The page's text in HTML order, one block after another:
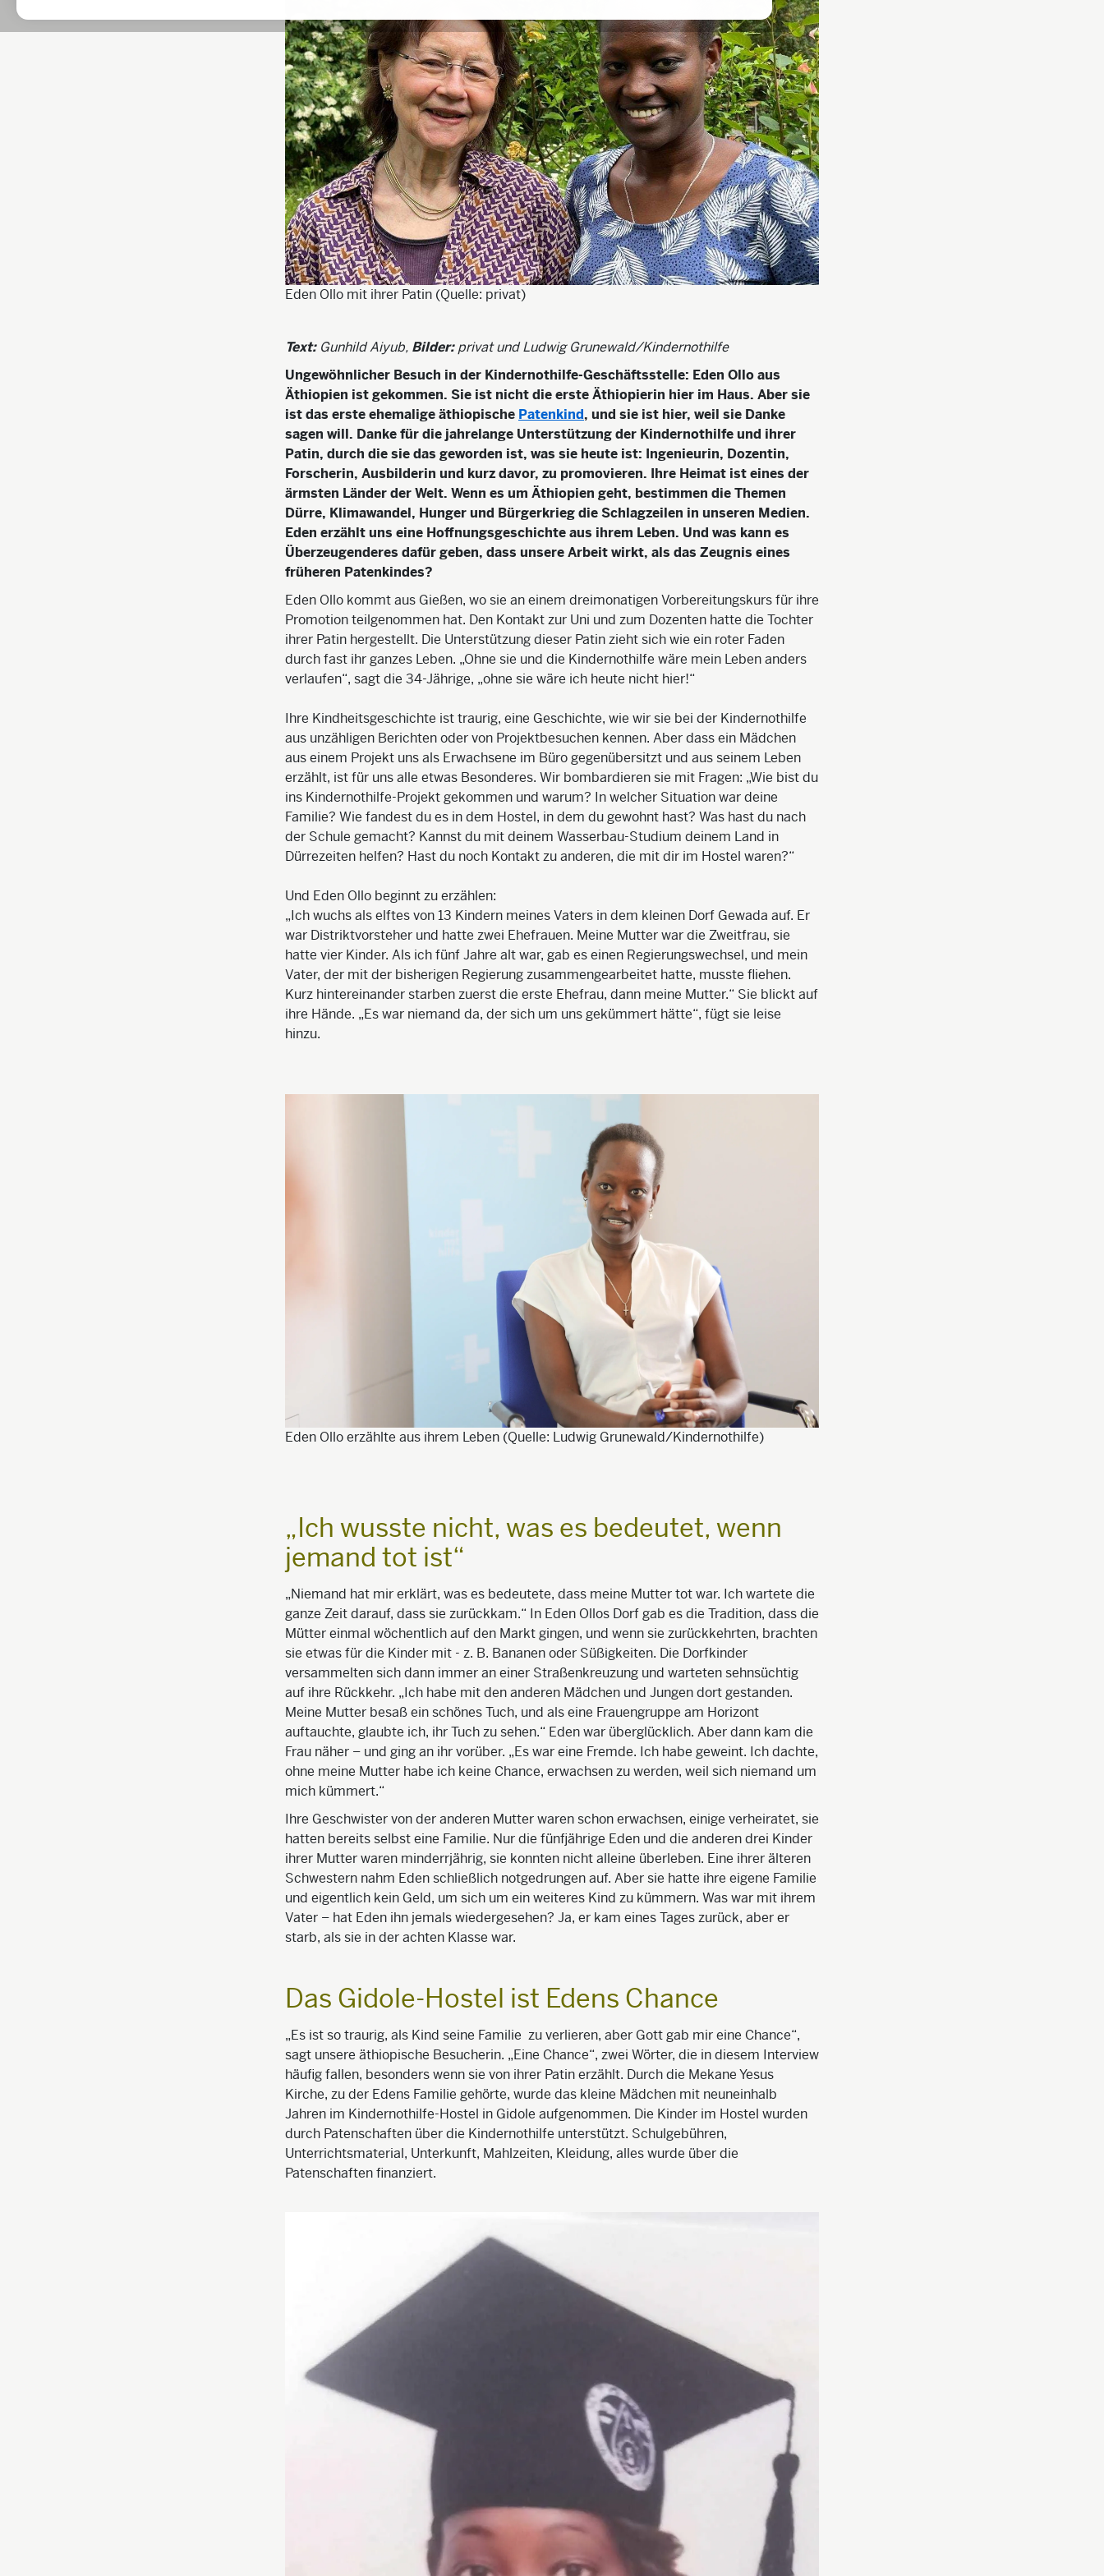
Eden Ollo mit ihrer Patin (Quelle: privat)
Text:Gunhild Aiyub, Bilder:privat und Ludwig Grunewald/Kindernothilfe
Ungewöhnlicher Besuch in der Kindernothilfe-Geschäftsstelle: Eden Ollo aus
Äthiopien ist gekommen. Sie ist nicht die erste Äthiopierin hier im Haus. Aber sie
ist das erste ehemalige äthiopische Patenkind, und sie ist hier, weil sie Danke
sagen will. Danke für die jahrelange Unterstützung der Kindernothilfe und ihrer
Patin, durch die sie das geworden ist, was sie heute ist: Ingenieurin, Dozentin,
Forscherin, Ausbilderin und kurz davor, zu promovieren. Ihre Heimat ist eines der
ärmsten Länder der Welt. Wenn es um Äthiopien geht, bestimmen die Themen
Dürre, Klimawandel, Hunger und Bürgerkrieg die Schlagzeilen in unseren Medien.
Eden erzählt uns eine Hoffnungsgeschichte aus ihrem Leben. Und was kann es
Überzeugenderes dafür geben, dass unsere Arbeit wirkt, als das Zeugnis eines
früheren Patenkindes?
Eden Ollo kommt aus Gießen, wo sie an einem dreimonatigen Vorbereitungskurs für ihre
Promotion teilgenommen hat. Den Kontakt zur Uni und zum Dozenten hatte die Tochter
ihrer Patin hergestellt. Die Unterstützung dieser Patin zieht sich wie ein roter Faden
durch fast ihr ganzes Leben. „Ohne sie und die Kindernothilfe wäre mein Leben anders
verlaufen“, sagt die 34-Jährige, „ohne sie wäre ich heute nicht hier!“
Ihre Kindheitsgeschichte ist traurig, eine Geschichte, wie wir sie bei der Kindernothilfe
aus unzähligen Berichten oder von Projektbesuchen kennen. Aber dass ein Mädchen
aus einem Projekt uns als Erwachsene im Büro gegenübersitzt und aus seinem Leben
erzählt, ist für uns alle etwas Besonderes. Wir bombardieren sie mit Fragen: „Wie bist du
ins Kindernothilfe-Projekt gekommen und warum? In welcher Situation war deine
Familie? Wie fandest du es in dem Hostel, in dem du gewohnt hast? Was hast du nach
der Schule gemacht? Kannst du mit deinem Wasserbau-Studium deinem Land in
Dürrezeiten helfen? Hast du noch Kontakt zu anderen, die mit dir im Hostel waren?“
Und Eden Ollo beginnt zu erzählen:
„Ich wuchs als elftes von 13 Kindern meines Vaters in dem kleinen Dorf Gewada auf. Er
war Distriktvorsteher und hatte zwei Ehefrauen. Meine Mutter war die Zweitfrau, sie
hatte vier Kinder. Als ich fünf Jahre alt war, gab es einen Regierungswechsel, und mein
Vater, der mit der bisherigen Regierung zusammengearbeitet hatte, musste fliehen.
Kurz hintereinander starben zuerst die erste Ehefrau, dann meine Mutter.“ Sie blickt auf
ihre Hände. „Es war niemand da, der sich um uns gekümmert hätte“, fügt sie leise
hinzu.
Eden Ollo erzählte aus ihrem Leben (Quelle: Ludwig Grunewald/Kindernothilfe)
„Ich wusste nicht, was es bedeutet, wenn
jemand tot ist“
„Niemand hat mir erklärt, was es bedeutete, dass meine Mutter tot war. Ich wartete die
ganze Zeit darauf, dass sie zurückkam.“ In Eden Ollos Dorf gab es die Tradition, dass die
Mütter einmal wöchentlich auf den Markt gingen, und wenn sie zurückkehrten, brachten
sie etwas für die Kinder mit - z. B. Bananen oder Süßigkeiten. Die Dorfkinder
versammelten sich dann immer an einer Straßenkreuzung und warteten sehnsüchtig
auf ihre Rückkehr. „Ich habe mit den anderen Mädchen und Jungen dort gestanden.
Meine Mutter besaß ein schönes Tuch, und als eine Frauengruppe am Horizont
auftauchte, glaubte ich, ihr Tuch zu sehen.“ Eden war überglücklich. Aber dann kam die
Frau näher – und ging an ihr vorüber. „Es war eine Fremde. Ich habe geweint. Ich dachte,
ohne meine Mutter habe ich keine Chance, erwachsen zu werden, weil sich niemand um
mich kümmert.“
Ihre Geschwister von der anderen Mutter waren schon erwachsen, einige verheiratet, sie
hatten bereits selbst eine Familie. Nur die fünfjährige Eden und die anderen drei Kinder
ihrer Mutter waren minderrjährig, sie konnten nicht alleine überleben. Eine ihrer älteren
Schwestern nahm Eden schließlich notgedrungen auf. Aber sie hatte ihre eigene Familie
und eigentlich kein Geld, um sich um ein weiteres Kind zu kümmern. Was war mit ihrem
Vater – hat Eden ihn jemals wiedergesehen? Ja, er kam eines Tages zurück, aber er
starb, als sie in der achten Klasse war.
Das Gidole-Hostel ist Edens Chance
„Es ist so traurig, als Kind seine Familie zu verlieren, aber Gott gab mir eine Chance“,
sagt unsere äthiopische Besucherin. „Eine Chance“, zwei Wörter, die in diesem Interview
häufig fallen, besonders wenn sie von ihrer Patin erzählt. Durch die Mekane Yesus
Kirche, zu der Edens Familie gehörte, wurde das kleine Mädchen mit neuneinhalb
Jahren im Kindernothilfe-Hostel in Gidole aufgenommen. Die Kinder im Hostel wurden
durch Patenschaften über die Kindernothilfe unterstützt. Schulgebühren,
Unterrichtsmaterial, Unterkunft, Mahlzeiten, Kleidung, alles wurde über die
Patenschaften finanziert.